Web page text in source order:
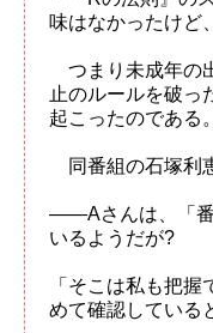
味はなかったけど
つまり未成年の
止のルールを破っ
起こったのである。
同番組の石塚利
――Aさんは、「番
いるようだが?
「そこは私も把
めて確認している